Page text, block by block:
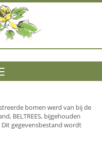
bomen werd van bij de
BELTREES, bijgehouden
gegevensbestand wordt